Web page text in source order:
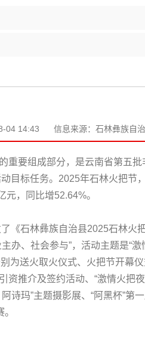
04 14:43 信息来源：石林彝族自
重要组成部分，是云南省第五
目标任务。2025年石林火把节
，同比增52.64%。
《石林彝族自治县2025石林火
办、社会参与”，活动主题是“
为送火取火仪式、火把节开幕
推介及签约活动、“激情火把
玛”主题摄影展、“阿黑杯”第